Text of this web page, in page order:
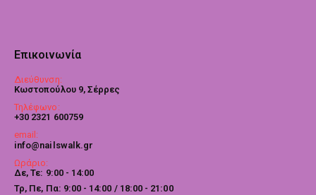
Επικοινωνία
Διεύθυνση:
Κωστοπούλου 9, Σέρρες
Τηλέφωνο:
+30 2321 600759
email:
info@nailswalk.gr
Ωράριο:
Δε, Τε: 9:00 - 14:00
Τρ, Πε, Πα: 9:00 - 14:00 / 18:00 - 21:00